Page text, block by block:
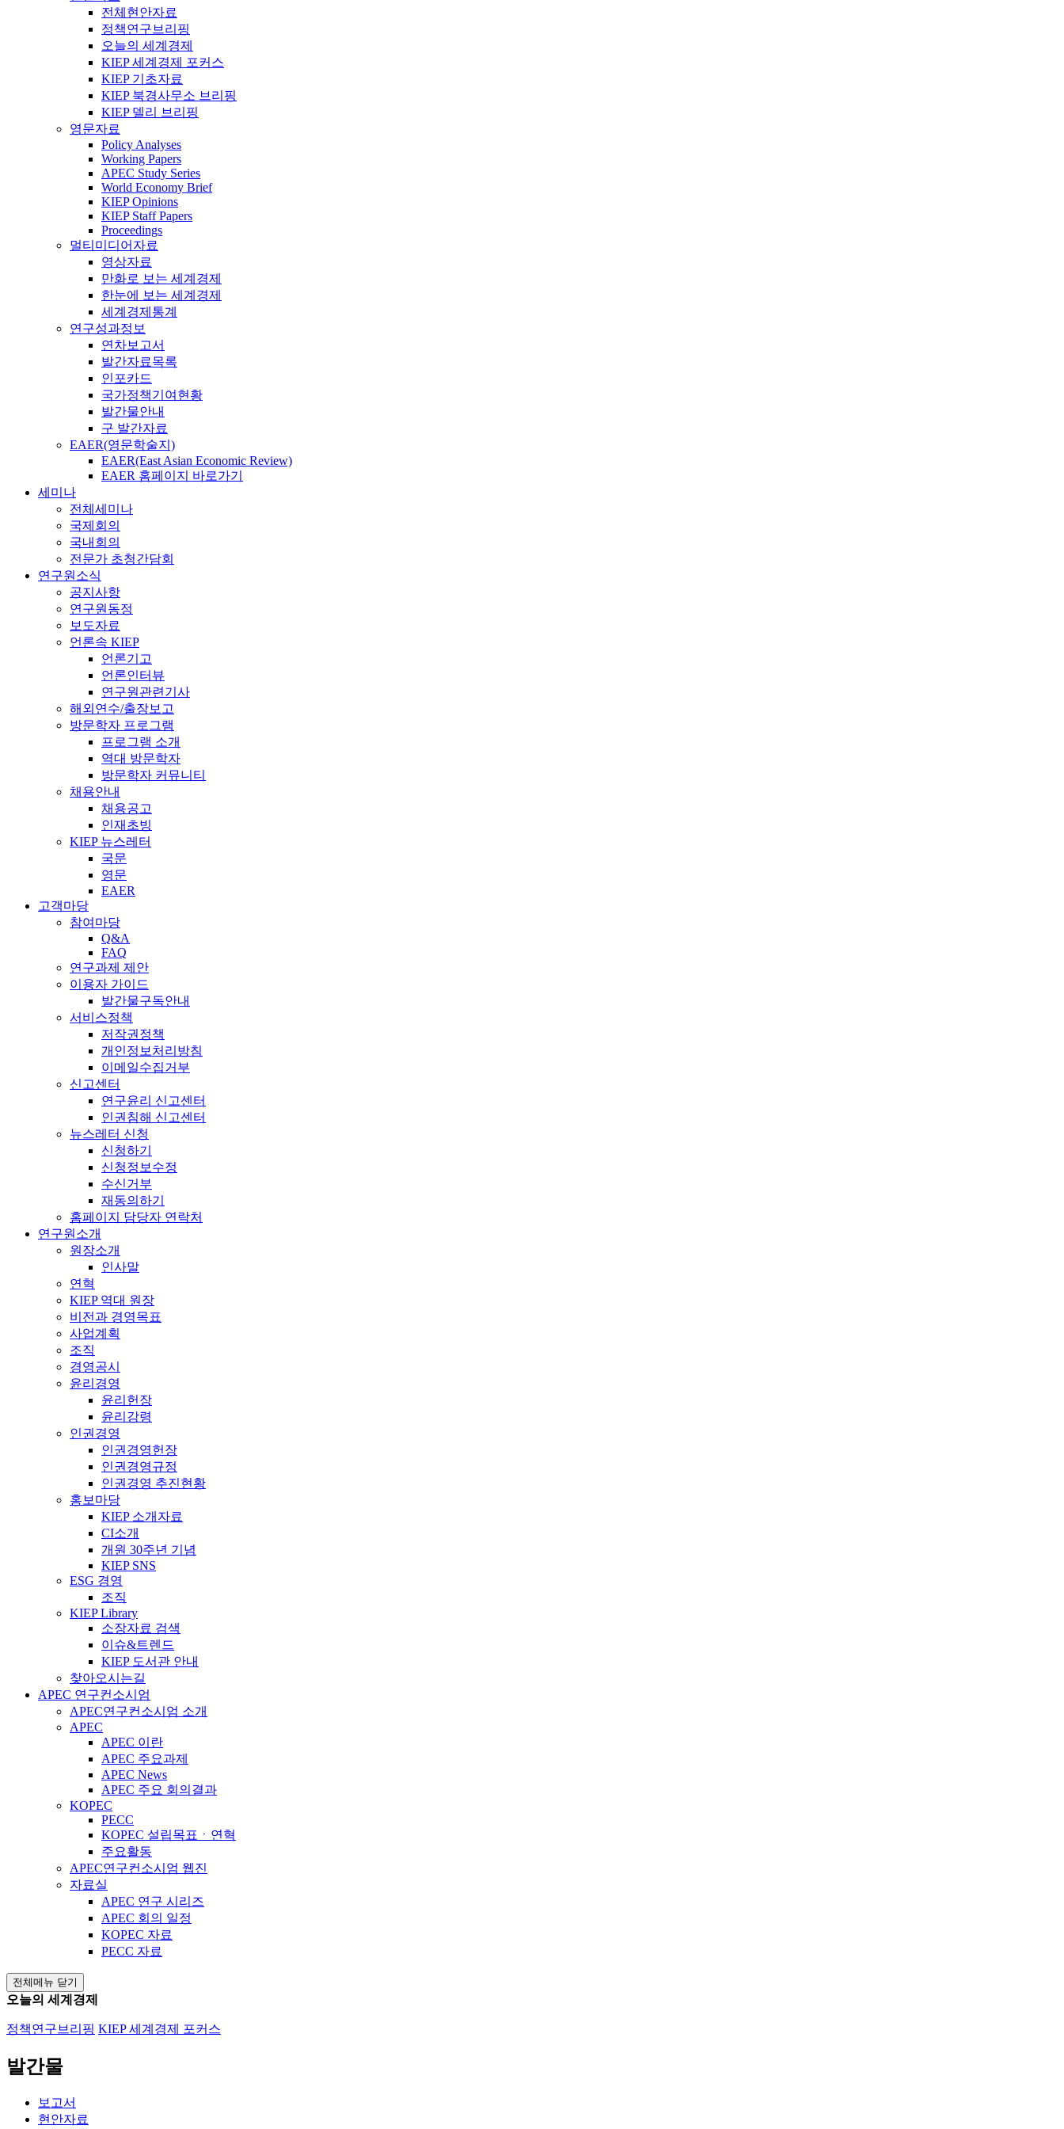
전체현안자료
정책연구브리핑
오늘의 세계경제
KIEP 세계경제 포커스
KIEP 기초자료
KIEP 북경사무소 브리핑
KIEP 델리 브리핑
영문자료
Policy Analyses
Working Papers
APEC Study Series
World Economy Brief
KIEP Opinions
KIEP Staff Papers
Proceedings
멀티미디어자료
영상자료
만화로 보는 세계경제
한눈에 보는 세계경제
세계경제통계
연구성과정보
연차보고서
발간자료목록
인포카드
국가정책기여현황
발간물안내
구 발간자료
EAER(영문학술지)
EAER(East Asian Economic Review)
EAER 홈페이지 바로가기
세미나
전체세미나
국제회의
국내회의
전문가 초청간담회
연구원소식
공지사항
연구원동정
보도자료
언론속 KIEP
언론기고
언론인터뷰
연구원관련기사
해외연수/출장보고
방문학자 프로그램
프로그램 소개
역대 방문학자
방문학자 커뮤니티
채용안내
채용공고
인재초빙
KIEP 뉴스레터
국문
영문
EAER
고객마당
참여마당
Q&A
FAQ
연구과제 제안
이용자 가이드
발간물구독안내
서비스정책
저작권정책
개인정보처리방침
이메일수집거부
신고센터
연구윤리 신고센터
인권침해 신고센터
뉴스레터 신청
신청하기
신청정보수정
수신거부
재동의하기
홈페이지 담당자 연락처
연구원소개
원장소개
인사말
연혁
KIEP 역대 원장
비전과 경영목표
사업계획
조직
경영공시
윤리경영
윤리헌장
윤리강령
인권경영
인권경영헌장
인권경영규정
인권경영 추진현황
홍보마당
KIEP 소개자료
CI소개
개원 30주년 기념
KIEP SNS
ESG 경영
조직
KIEP Library
소장자료 검색
이슈&트렌드
KIEP 도서관 안내
찾아오시는길
APEC 연구컨소시엄
APEC연구컨소시엄 소개
APEC
APEC 이란
APEC 주요과제
APEC News
APEC 주요 회의결과
KOPEC
PECC
KOPEC 설립목표ㆍ연혁
주요활동
APEC연구컨소시엄 웹진
자료실
APEC 연구 시리즈
APEC 회의 일정
KOPEC 자료
PECC 자료
전체메뉴 닫기
오늘의 세계경제
정책연구브리핑 KIEP 세계경제 포커스
발간물
보고서
현안자료